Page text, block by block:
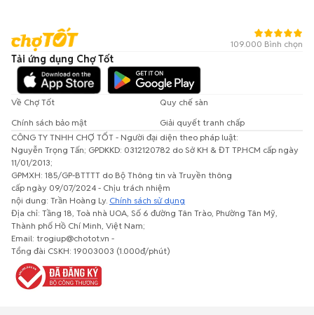
109.000 Bình chọn
Tải ứng dụng Chợ Tốt
Về Chợ Tốt
Quy chế sàn
Chính sách bảo mật
Giải quyết tranh chấp
CÔNG TY TNHH CHỢ TỐT - Người đại diện theo pháp luật:
Nguyễn Trọng Tấn; GPDKKD: 0312120782 do Sở KH & ĐT TP.HCM cấp ngày
11/01/2013;
GPMXH: 185/GP-BTTTT do Bộ Thông tin và Truyền thông
cấp ngày 09/07/2024 - Chịu trách nhiệm
nội dung: Trần Hoàng Ly. Chính sách sử dụng
Địa chỉ: Tầng 18, Toà nhà UOA, Số 6 đường Tân Trào, Phường Tân Mỹ,
Thành phố Hồ Chí Minh, Việt Nam;
Email: trogiup@chotot.vn -
Tổng đài CSKH: 19003003 (1.000đ/phút)